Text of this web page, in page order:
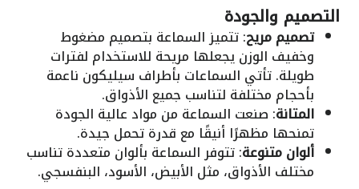
التصميم والجودة
تصميم مريح: تتميز السماعة بتصميم مضغوط
وخفيف الوزن يجعلها مريحة للاستخدام لفترات
طويلة. تأتي السماعات بأطراف سيليكون ناعمة
بأحجام مختلفة لتناسب جميع الأذواق.
المتانة: صنعت السماعة من مواد عالية الجودة
تمنحها مظهرًا أنيقًا مع قدرة تحمل جيدة.
ألوان متنوعة: تتوفر السماعة بألوان متعددة تناسب
مختلف الأذواق، مثل الأبيض، الأسود، البنفسجي.